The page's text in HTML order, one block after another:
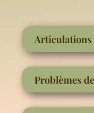
Articulations
Problèmes